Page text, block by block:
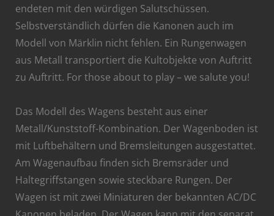
endeten mit den würdigen Salutschüssen.
Selbstverständlich dürfen die Kanonen auch im
Modell von Märklin nicht fehlen. Ein Rungenwagen
aus Metall transportiert die Kultobjekte von Auftritt
zu Auftritt. For those about to play – we salute you!
Das Modell des Wagens besteht aus einer
Metall/Kunststoff-Kombination. Der Wagenboden ist
mit Luftbehältern und Bremsleitungen ausgestattet.
Am Wagenaufbau finden sich Bremsräder und
Haltegriffstangen sowie steckbare Rungen. Der
Wagen ist mit zwei Miniaturen der bekannten AC/DC